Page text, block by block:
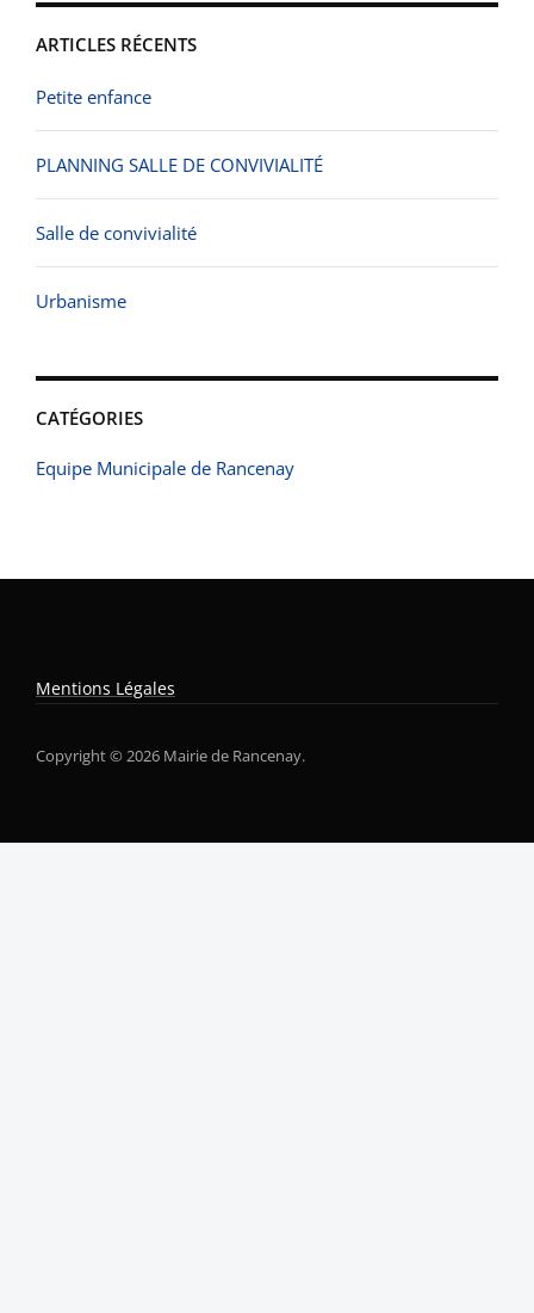
ARTICLES RÉCENTS
Petite enfance
PLANNING SALLE DE CONVIVIALITÉ
Salle de convivialité
Urbanisme
CATÉGORIES
Equipe Municipale de Rancenay
Mentions Légales
Copyright © 2026 Mairie de Rancenay.